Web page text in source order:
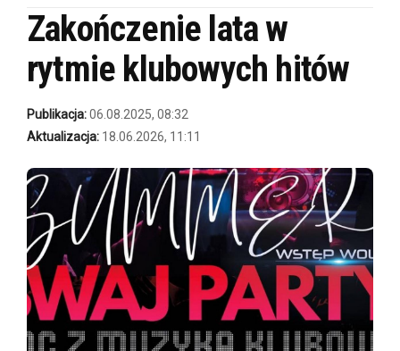
Zakończenie lata w
rytmie klubowych hitów
Publikacja:06.08.2025, 08:32
Aktualizacja: 18.06.2026, 11:11